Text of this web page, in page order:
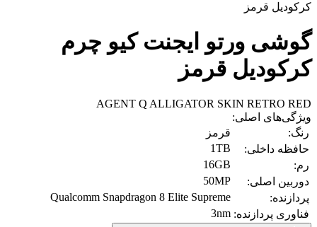
کرکودیل قرمز
گوشی ورتو ایجنت کیو ‌چرم
کرکودیل قرمز
AGENT Q ALLIGATOR SKIN RETRO RED
ویژگی‌های اصلی:
رنگ:
قرمز
حافظه داخلی:
1TB
رم:
16GB
دوربین اصلی:
50MP
پردازنده:
Qualcomm Snapdragon 8 Elite Supreme
فناوری پردازنده: 3nm